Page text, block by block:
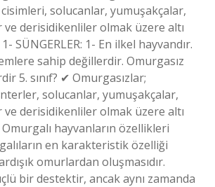
solucanlar, yumuşakçalar,
ve derisidikenliler olmak üzere altı
SÜNGERLER: 1- En ilkel hayvandır.
sahip değillerdir. Omurgasız
5. sınıf? ✔ Omurgasızlar;
solucanlar, yumuşakçalar,
ve derisidikenliler olmak üzere altı
hayvanların özellikleri
en karakteristik özelliği
omurlardan oluşmasıdır.
bir destektir, ancak aynı zamanda